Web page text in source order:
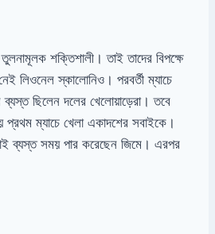
শক্তিশালী। তাই তাদের বিপক্ষে
লিওনেল স্কালোনিও। পরবর্তী ম্যাচে
ছিলেন দলের খেলোয়াড়েরা। তবে
প্রথম ম্যাচে খেলা একাদশের সবাইকে।
ব্যস্ত সময় পার করেছেন জিমে। এরপর